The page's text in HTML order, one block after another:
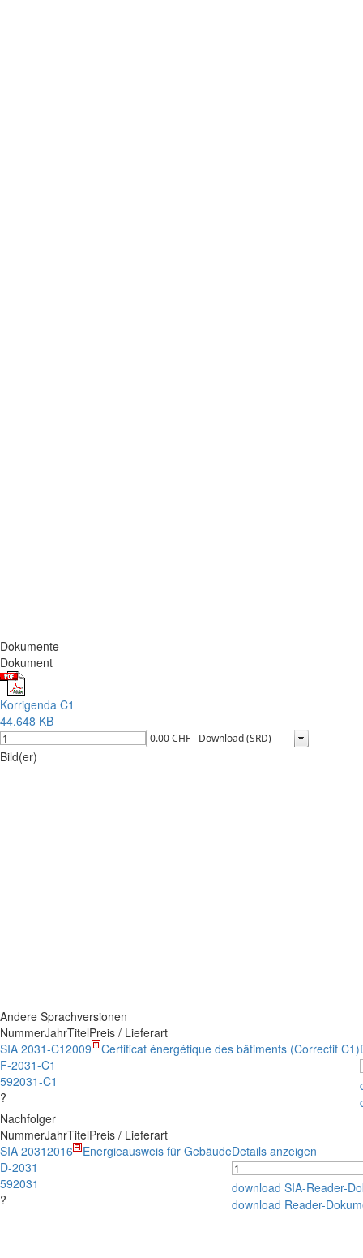
Dokumente
Dokument
Korrigenda C1
44.648 KB
Bild(er)
Andere Sprachversionen
NummerJahrTitelPreis / Lieferart
SIA 2031-C1
F-2031-C1
592031-C1
?
2009 Certificat énergétique des bâtiments (Correctif C1)
Nachfolger
NummerJahrTitelPreis / Lieferart
SIA 2031
D-2031
592031
?
2016 Energieausweis für GebäudeDetails anzeigen
download SIA-Reader-
download Reader-